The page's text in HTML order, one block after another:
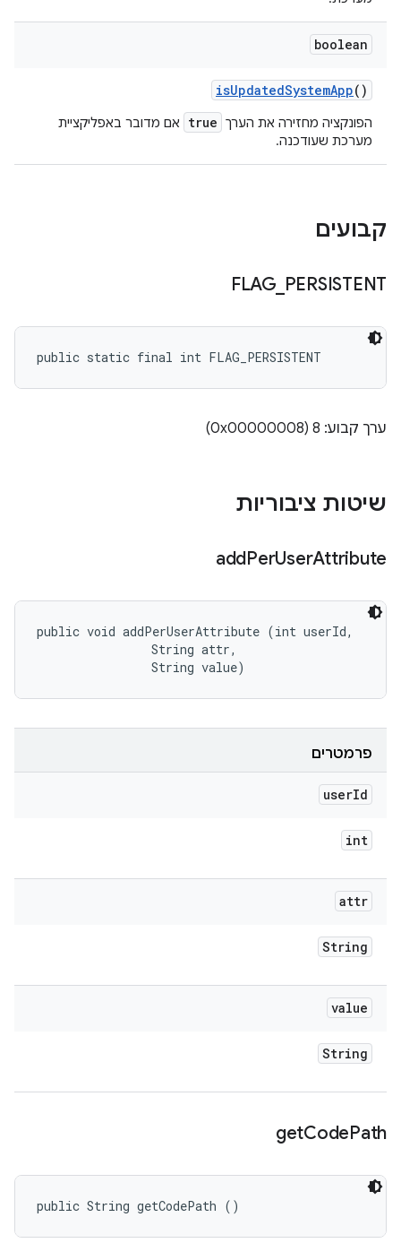
boolean
isUpdatedSystemApp()
הפונקציה מחזירה את הערך true
אם מדובר באפליקציית
מערכת שעודכנה.
קבועים
FLAG_ PERSISTENT
public static final int FLAG_PERSISTENT
ערך קבוע: 8 (0x00000008)
שיטות ציבוריות
addPerUserAttribute
public void addPerUserAttribute (int userId,
                String attr,
                String value)
פרמטרים
userId
int
attr
String
value
String
getCodePath
public String getCodePath ()